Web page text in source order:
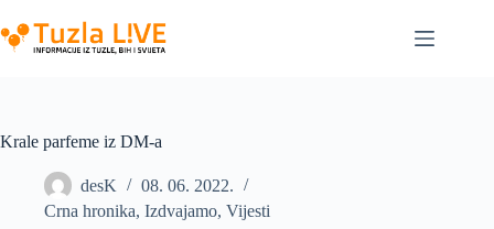
to
content
Krale parfeme iz DM-a
desK
08. 06. 2022.
Crna hronika, Izdvajamo, Vijesti